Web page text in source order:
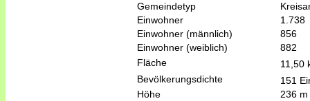
Gemeindetyp
Einwohner
1.738
Einwohner (männlich)
856
Einwohner (weiblich)
882
Fläche
11,50
Bevölkerungsdichte
151
Höhe
236 m